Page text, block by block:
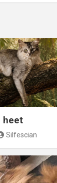
heet
Silfescian